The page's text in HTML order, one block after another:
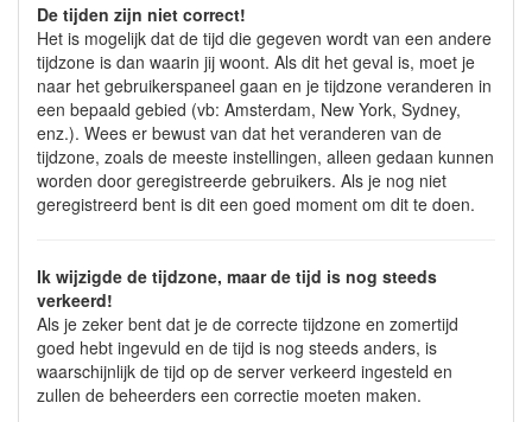
De tijden zijn niet correct!
Het is mogelijk dat de tijd die gegeven wordt van een andere
tijdzone is dan waarin jij woont. Als dit het geval is, moet je
naar het gebruikerspaneel gaan en je tijdzone veranderen in
een bepaald gebied (vb: Amsterdam, New York, Sydney,
enz.). Wees er bewust van dat het veranderen van de
tijdzone, zoals de meeste instellingen, alleen gedaan kunnen
worden door geregistreerde gebruikers. Als je nog niet
geregistreerd bent is dit een goed moment om dit te doen.
Ik wijzigde de tijdzone, maar de tijd is nog steeds
verkeerd!
Als je zeker bent dat je de correcte tijdzone en zomertijd
goed hebt ingevuld en de tijd is nog steeds anders, is
waarschijnlijk de tijd op de server verkeerd ingesteld en
zullen de beheerders een correctie moeten maken.